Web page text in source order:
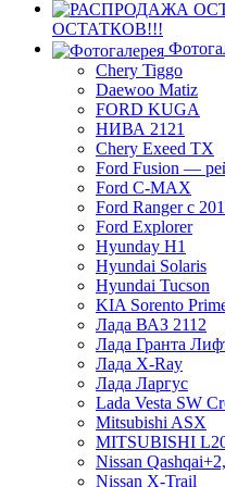
ОСТАТКОВ!!!
Chery Tiggo
Daewoo Matiz
FORD KUGA
НИВА 2121
Chery Exeed TX
Ford Fusion —
Ford C-MAX
Ford Ranger с
Ford Explorer
Hyunday H1
Hyundai Solaris
Hyundai Tucson
KIA Sorento
Лада ВАЗ 2112
Лада Гранта
Лада X-Ray
Лада Ларгус
Lada Vesta SW
Mitsubishi ASX
MITSUBISHI
Nissan
Nissan X-Trail